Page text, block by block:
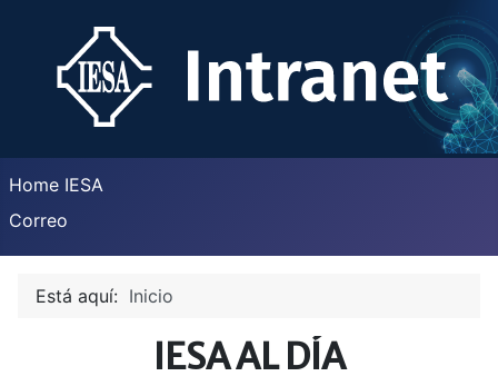
Home IESA
Correo
Está aquí: Inicio
IESA AL DÍA